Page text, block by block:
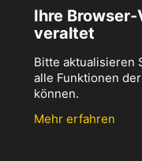
Ihre
veraltet
Bitte aktualisieren
alle Funktionen
können.
Mehr erfahren